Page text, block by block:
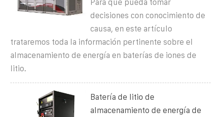
Para que pueda tomar
decisiones con conocimiento de
causa, en este artículo
trataremos toda la información pertinente sobre el
almacenamiento de energía en baterías de iones de
litio.
Batería de litio de
almacenamiento de energía de